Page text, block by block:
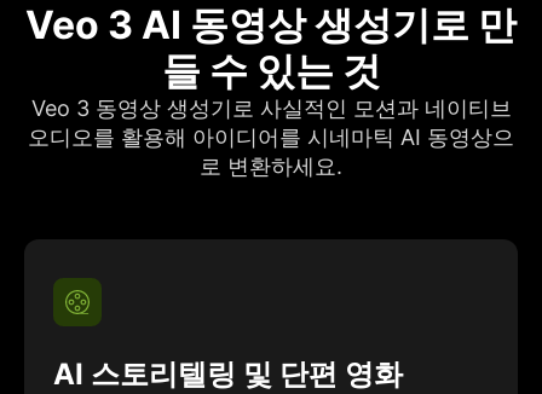
Veo 3 AI 동영상 생성기로 만
들 수 있는 것
Veo 3 동영상 생성기로 사실적인 모션과 네이티브
오디오를 활용해 아이디어를 시네마틱 AI 동영상으
로 변환하세요.
AI 스토리텔링 및 단편 영화